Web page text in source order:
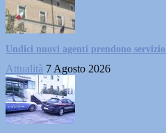
Undici nuovi agenti prendono
Attualità 7 Agosto 2026